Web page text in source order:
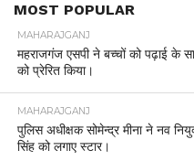
MOST POPULAR
MAHARAJGANJ
महराजगंज एसपी ने बच्चों को पढ़ाई के
को प्रेरित किया।
MAHARAJGANJ
पुलिस अधीक्षक सोमेन्द्र मीना ने नव
सिंह को लगाए स्टार।